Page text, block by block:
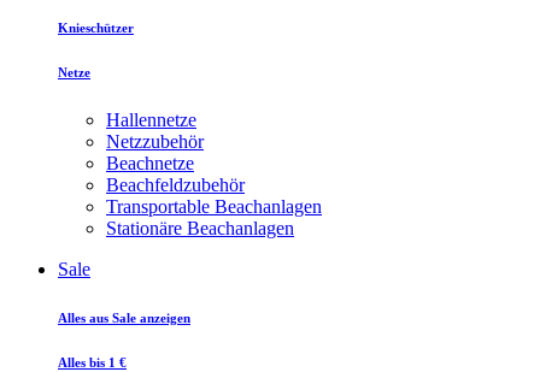
Knieschützer
Netze
Hallennetze
Netzzubehör
Beachnetze
Beachfeldzubehör
Transportable Beachanlagen
Stationäre Beachanlagen
Sale
Alles aus Sale anzeigen
Alles bis 1 €